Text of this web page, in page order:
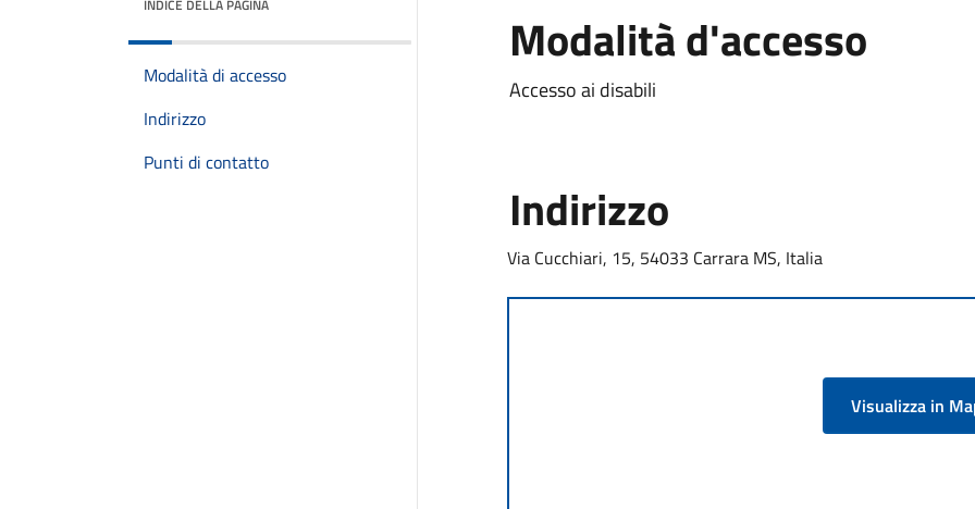
INDICE DELLA PAGINA
Modalità di accesso
Indirizzo
Punti di contatto
Modalità d'accesso
Accesso ai disabili
Indirizzo
Via Cucchiari, 15, 54033 Carrara MS, Italia
Visualizza in